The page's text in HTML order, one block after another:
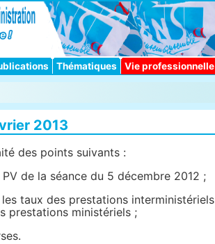
Thématiques Vie professionnelle
2013
des points suivants :
de la séance du 5 décembre 2012 ;
taux des prestations interministériels
prestations ministériels ;